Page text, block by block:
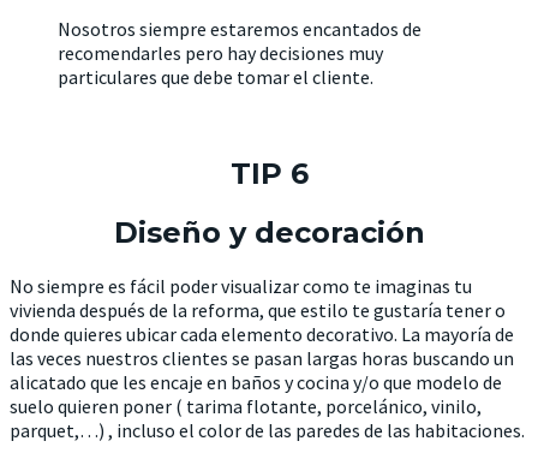
Nosotros siempre estaremos encantados de
recomendarles pero hay decisiones muy
particulares que debe tomar el cliente.
TIP 6
Diseño y decoración
No siempre es fácil poder visualizar como te imaginas tu
vivienda después de la reforma, que estilo te gustaría tener o
donde quieres ubicar cada elemento decorativo. La mayoría de
las veces nuestros clientes se pasan largas horas buscando un
alicatado que les encaje en baños y cocina y/o que modelo de
suelo quieren poner ( tarima flotante, porcelánico, vinilo,
parquet,…) , incluso el color de las paredes de las habitaciones.